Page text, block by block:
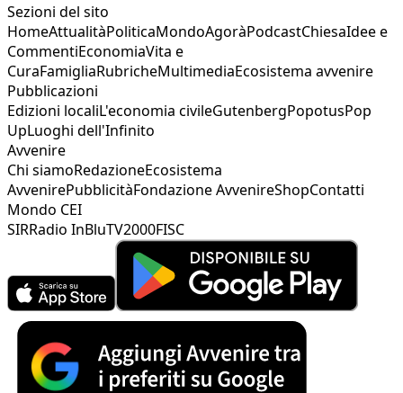
Sezioni del sito
HomeAttualitàPoliticaMondoAgoràPodcastChiesaIdee e
CommentiEconomiaVita e
CuraFamigliaRubricheMultimediaEcosistema avvenire
Pubblicazioni
Edizioni localiL'economia civileGutenbergPopotusPop
UpLuoghi dell'Infinito
Avvenire
Chi siamoRedazioneEcosistema
AvvenirePubblicitàFondazione AvvenireShopContatti
Mondo CEI
SIRRadio InBluTV2000FISC